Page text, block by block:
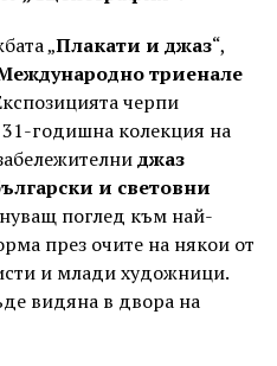
„Плакати и джаз“,
триенале
черпи
31-годишна колекция на
джаз
и световни
поглед към най-
през очите на някои от
и млади художници.
видяна в двора на